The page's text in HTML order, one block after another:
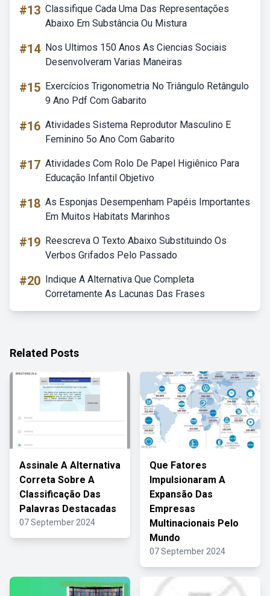
#13 Classifique Cada Uma Das Representações
Abaixo Em Substância Ou Mistura
#14 Nos Ultimos 150 Anos As Ciencias Sociais
Desenvolveram Varias Maneiras
#15 Exercícios Trigonometria No Triângulo Retângulo
9 Ano Pdf Com Gabarito
#16 Atividades Sistema Reprodutor Masculino E
Feminino 5o Ano Com Gabarito
#17 Atividades Com Rolo De Papel Higiênico Para
Educação Infantil Objetivo
#18 As Esponjas Desempenham Papéis Importantes
Em Muitos Habitats Marinhos
#19 Reescreva O Texto Abaixo Substituindo Os
Verbos Grifados Pelo Passado
#20 Indique A Alternativa Que Completa
Corretamente As Lacunas Das Frases
Related Posts
Assinale A Alternativa
Correta Sobre A
Classificação Das
Palavras Destacadas
07 September 2024
Que Fatores
Impulsionaram A
Expansão Das
Empresas
Multinacionais Pelo
Mundo
07 September 2024